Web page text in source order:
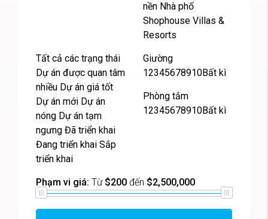
nền Nhà phố
Shophouse Villas &
Resorts
Tất cả các trạng thái
Dự án được quan tâm
nhiều Dự án giá tốt
Dự án mới Dự án
nóng Dự án tạm
ngưng Đã triển khai
Đang triển khai Sắp
triển khai
Giường
12345678910Bất kì
Phòng tắm
12345678910Bất kì
Phạm vi giá: Từ $200 đến $2,500,000